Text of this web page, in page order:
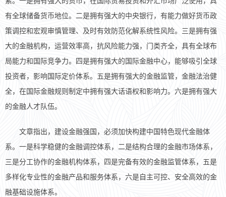
有全球储备货币地位。二是拥有强大的中央银行，有能力做好货币政
策调控和宏观审慎管理、及时有效防范化解系统性风险。三是拥有强
大的金融机构，运营效率高，抗风险能力强，门类齐全，具有全球布
局能力和国际竞争力。四是拥有强大的国际金融中心，能够吸引全球
投资者，影响国际定价体系。五是拥有强大的金融监管，金融法治健
全，在国际金融规则制定中拥有强大话语权和影响力。六是拥有强大
的金融人才队伍。
文章指出，建设金融强国，必须加快构建中国特色现代金融体
系。一是科学稳健的金融调控体系，二是结构合理的金融市场体系，
三是分工协作的金融机构体系，四是完备有效的金融监管体系，五是
多样化专业性的金融产品和服务体系，六是自主可控、安全高效的金
融基础设施体系。